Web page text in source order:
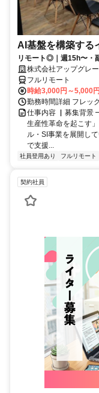
AI基盤を構築する
リモート◎｜週15h〜・
株式会社アップグレ
フルリモート
時給3,000円～5,000円
勤務時間詳細 フレッ
仕事内容 ▏募集
生産性革命を起こす
ル・SI事業を展開し
で支援...
社員登用あり フルリモート
契約社員